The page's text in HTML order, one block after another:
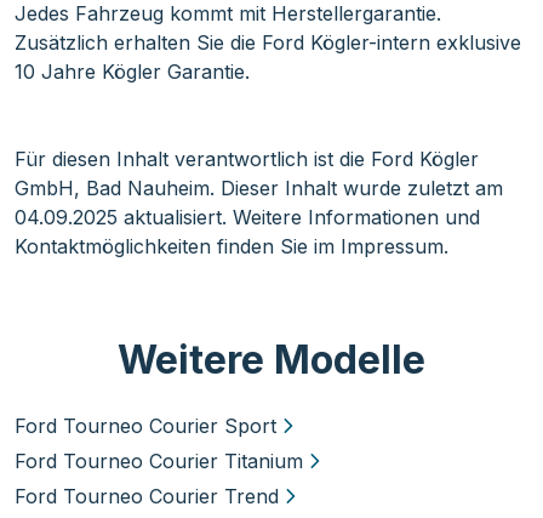
Jedes Fahrzeug kommt mit Herstellergarantie.
Zusätzlich erhalten Sie die Ford Kögler-intern exklusive
10 Jahre Kögler Garantie.
Für diesen Inhalt verantwortlich ist die Ford Kögler
GmbH, Bad Nauheim. Dieser Inhalt wurde zuletzt am
04.09.2025 aktualisiert. Weitere Informationen und
Kontaktmöglichkeiten finden Sie im Impressum.
Weitere Modelle
Ford Tourneo Courier Sport
Ford Tourneo Courier Titanium
Ford Tourneo Courier Trend